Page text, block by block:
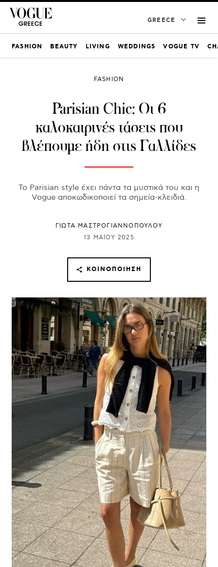
GREECE
FASHION BEAUTY LIVING WEDDINGS VOGUE TV
FASHION
Parisian Chic: Οι 6
καλοκαιρινές τάσεις που
βλέπουμε ήδη στις Γαλλίδες
Το Parisian style έχει πάντα τα μυστικά του και η
Vogue αποκωδικοποιεί τα σημεία-κλειδιά.
ΓΙΩΤΑ ΜΑΣΤΡΟΓΙΑΝΝΟΠΟΥΛΟΥ
13 ΜΑΪ́ΟΥ 2025
ΚΟΙΝΟΠΟΊΗΣΗ